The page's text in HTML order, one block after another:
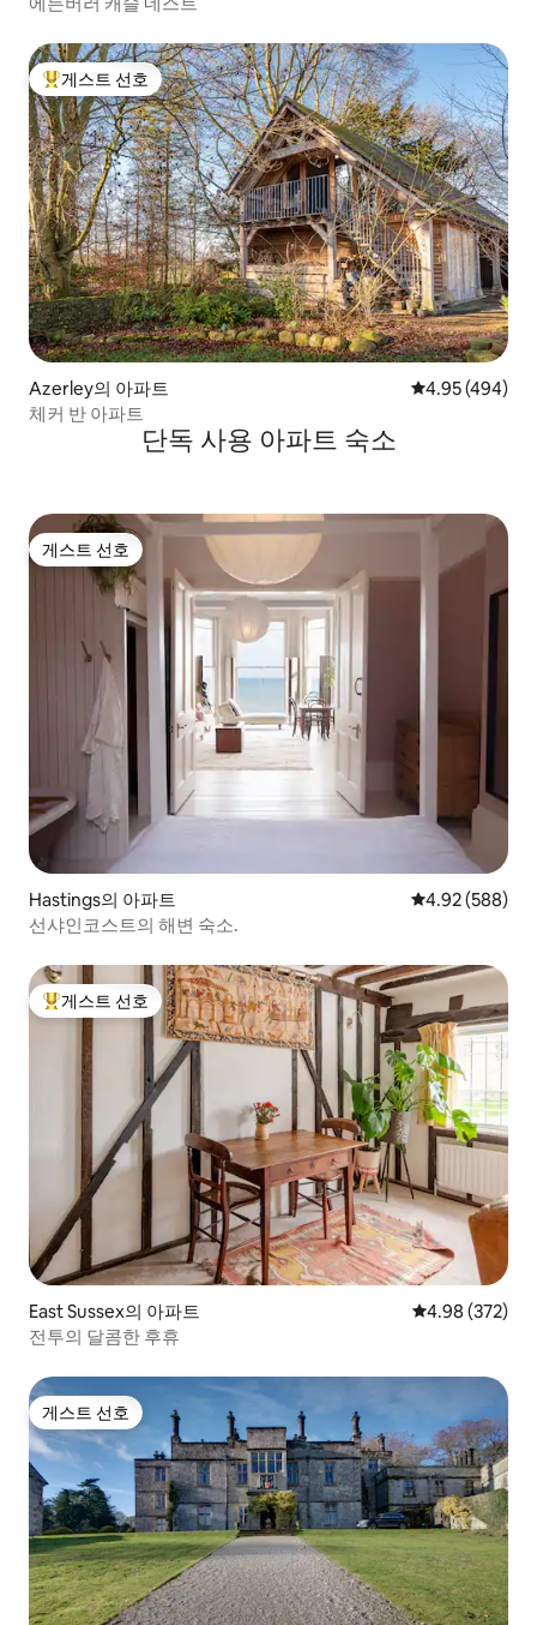
상위 게스트 선호
게스트 선호
Azerley의 아파트 평점 4.95점(5
4.95 (494)
체커 반 아파트
단독 사용 아파트 숙소
게스트 선호
게스트 선호
Hastings의 아파트 평점 4.92점(5
4.92 (588)
선샤인코스트의 해변 숙소.
상위 게스트 선호
게스트 선호
East Sussex의 아파트 평점 4.98점(5
4.98 (372)
전투의 달콤한 후휴
게스트 선호
게스트 선호